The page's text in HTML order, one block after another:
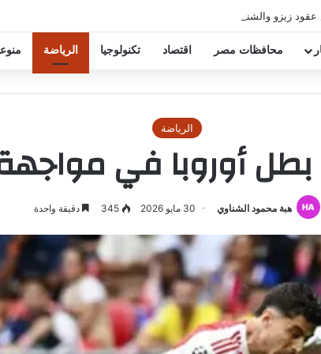
زيزو والشناوي
محافظات مصر اقتصاد تكنولوجيا الرياضة
الرياضة
بطل أوروبا في
هبة محمود الشناوي 30 مايو 2026 345 دقيقة واحدة